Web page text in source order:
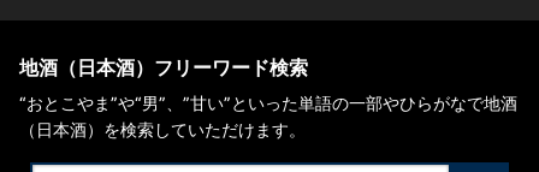
地酒（日本酒）フリーワード検索
“おとこやま”や“男”、”甘い”といった単語の一部やひらがなで地酒
（日本酒）を検索していただけます。